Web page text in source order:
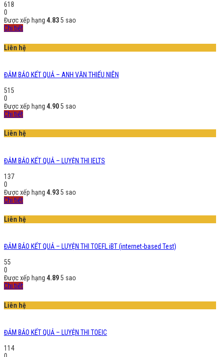
618
0
Được xếp hạng 4.835 sao
Chi tiết
Liên hệ
ĐẢM BẢO KẾT QUẢ – ANH VĂN THIẾU NIÊN
515
0
Được xếp hạng 4.905 sao
Chi tiết
Liên hệ
ĐẢM BẢO KẾT QUẢ – LUYỆN THI IELTS
137
0
Được xếp hạng 4.935 sao
Chi tiết
Liên hệ
ĐẢM BẢO KẾT QUẢ – LUYỆN THI TOEFL iBT (internet-based Test)
55
0
Được xếp hạng 4.895 sao
Chi tiết
Liên hệ
ĐẢM BẢO KẾT QUẢ – LUYỆN THI TOEIC
114